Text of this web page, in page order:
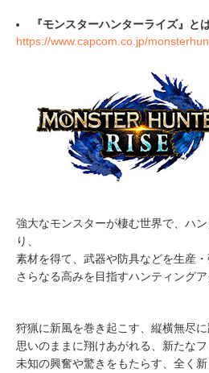
『モンスターハンターライズ』と
https://www.capcom.co.jp/
強大なモンスターが棲む世界で、ハ
り、
素材を得て、武器や防具などを生産・
さらなる高みを目指すハンティング
狩猟に新風を巻き起こす、縦横無尽に
思いのままに翔けあがれる、新たなフ
未知の興奮や驚きをもたらす、全く新